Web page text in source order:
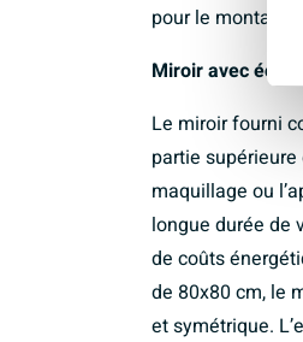
pour le montage.
Miroir avec
Le miroir fourni
partie
maquillage ou
longue durée de
de coûts
de 80x80 cm, le
et symétrique.